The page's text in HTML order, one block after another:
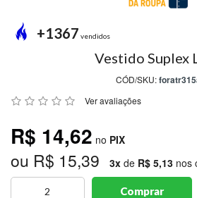
PREÇO
ÚNICO
PROMOÇÕES
MARCAS
+1367 vendidos
Vestido Suplex
CÓD/SKU:
Ver avaliações
R$ 14,62 no PIX
ou R$ 15,39 3x de R$ 5,13 nos
Comprar